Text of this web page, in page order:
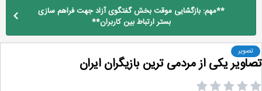
**مهم: بازگشایی موقت بخش گفتگوی آزاد جهت فراهم سازی
بستر ارتباط بین کاربران**
تصویر
یکی از مردمی ترین بازیگران ایران